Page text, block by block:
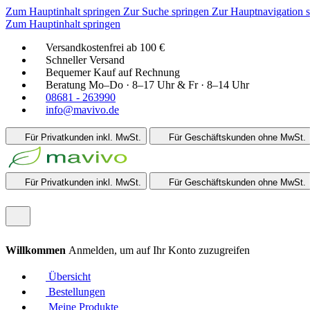
Zum Hauptinhalt springen Zur Suche springen Zur Hauptnavigation
Zum Hauptinhalt springen
Versandkostenfrei ab 100 €
Schneller Versand
Bequemer Kauf auf Rechnung
Beratung Mo–Do · 8–17 Uhr & Fr · 8–14 Uhr
08681 - 263990
info@mavivo.de
Für Privatkunden inkl. MwSt. Für Geschäftskunden ohne MwSt.
Für Privatkunden inkl. MwSt. Für Geschäftskunden ohne MwSt.
Willkommen Anmelden, um auf Ihr Konto zuzugreifen
Übersicht
Bestellungen
Meine Produkte